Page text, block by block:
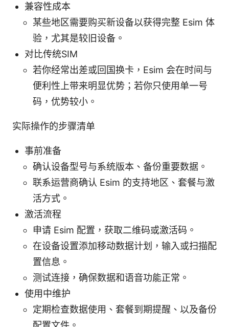
兼容性成本
某些地区需要购买新设备以获得完整 Esim 体
验，尤其是较旧设备。
对比传统SIM
若你经常出差或回国换卡，Esim 会在时间与
便利性上带来明显优势；若你只使用单一号
码，优势较小。
实际操作的步骤清单
事前准备
确认设备型号与系统版本、备份重要数据。
联系运营商确认 Esim 的支持地区、套餐与激
活方式。
激活流程
申请 Esim 配置，获取二维码或激活码。
在设备设置添加移动数据计划，输入或扫描配
置信息。
测试连接，确保数据和语音功能正常。
使用中维护
定期检查数据使用、套餐到期提醒、以及备份